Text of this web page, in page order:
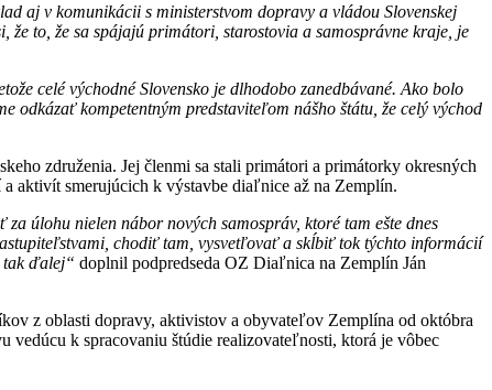
aj v komunikácii s ministerstvom dopravy a vládou Slovenskej
to, že sa spájajú primátori, starostovia a samosprávne kraje, je
celé východné Slovensko je dlhodobo zanedbávané. Ako bolo
odkázať kompetentným predstaviteľom nášho štátu, že celý východ
združenia. Jej členmi sa stali primátori a primátorky okresných
aktivít smerujúcich k výstavbe diaľnice až na Zemplín.
úlohu nielen nábor nových samospráv, ktoré tam ešte dnes
chodiť tam, vysvetľovať a skĺbiť tok týchto informácií
tak ďalej“ doplnil podpredseda OZ Diaľnica na Zemplín Ján
z oblasti dopravy, aktivistov a obyvateľov Zemplína od októbra
vedúcu k spracovaniu štúdie realizovateľnosti, ktorá je vôbec